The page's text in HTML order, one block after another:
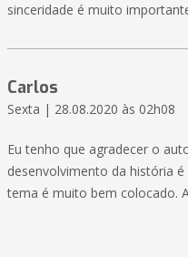
sinceridade é muito
Carlos
Sexta | 28.08.2020 às 02h08
Eu tenho que agradecer o
desenvolvimento da história
tema é muito bem colocado.